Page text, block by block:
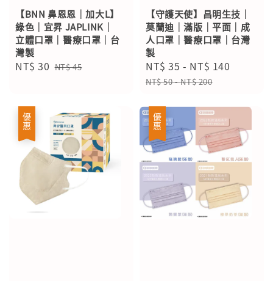
【BNN 鼻恩恩｜加大L】
綠色｜宜昇 JAPLINK｜
立體口罩｜醫療口罩｜台
灣製
Sale
NT$ 30 Regular
NT$ 45
【守護天使】昌明生技｜
莫蘭迪｜滿版｜平面｜成
人口罩｜醫療口罩｜台灣
製
Sale
price
NT$ 35 - NT$ 140
NT$ 50-NT$ 200
優惠 優惠